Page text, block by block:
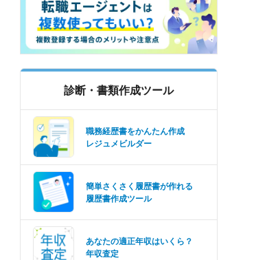
診断・書類作成ツール
職務経歴書をかんたん作成
レジュメビルダー
簡単さくさく履歴書が作れる
履歴書作成ツール
あなたの適正年収はいくら？
年収査定